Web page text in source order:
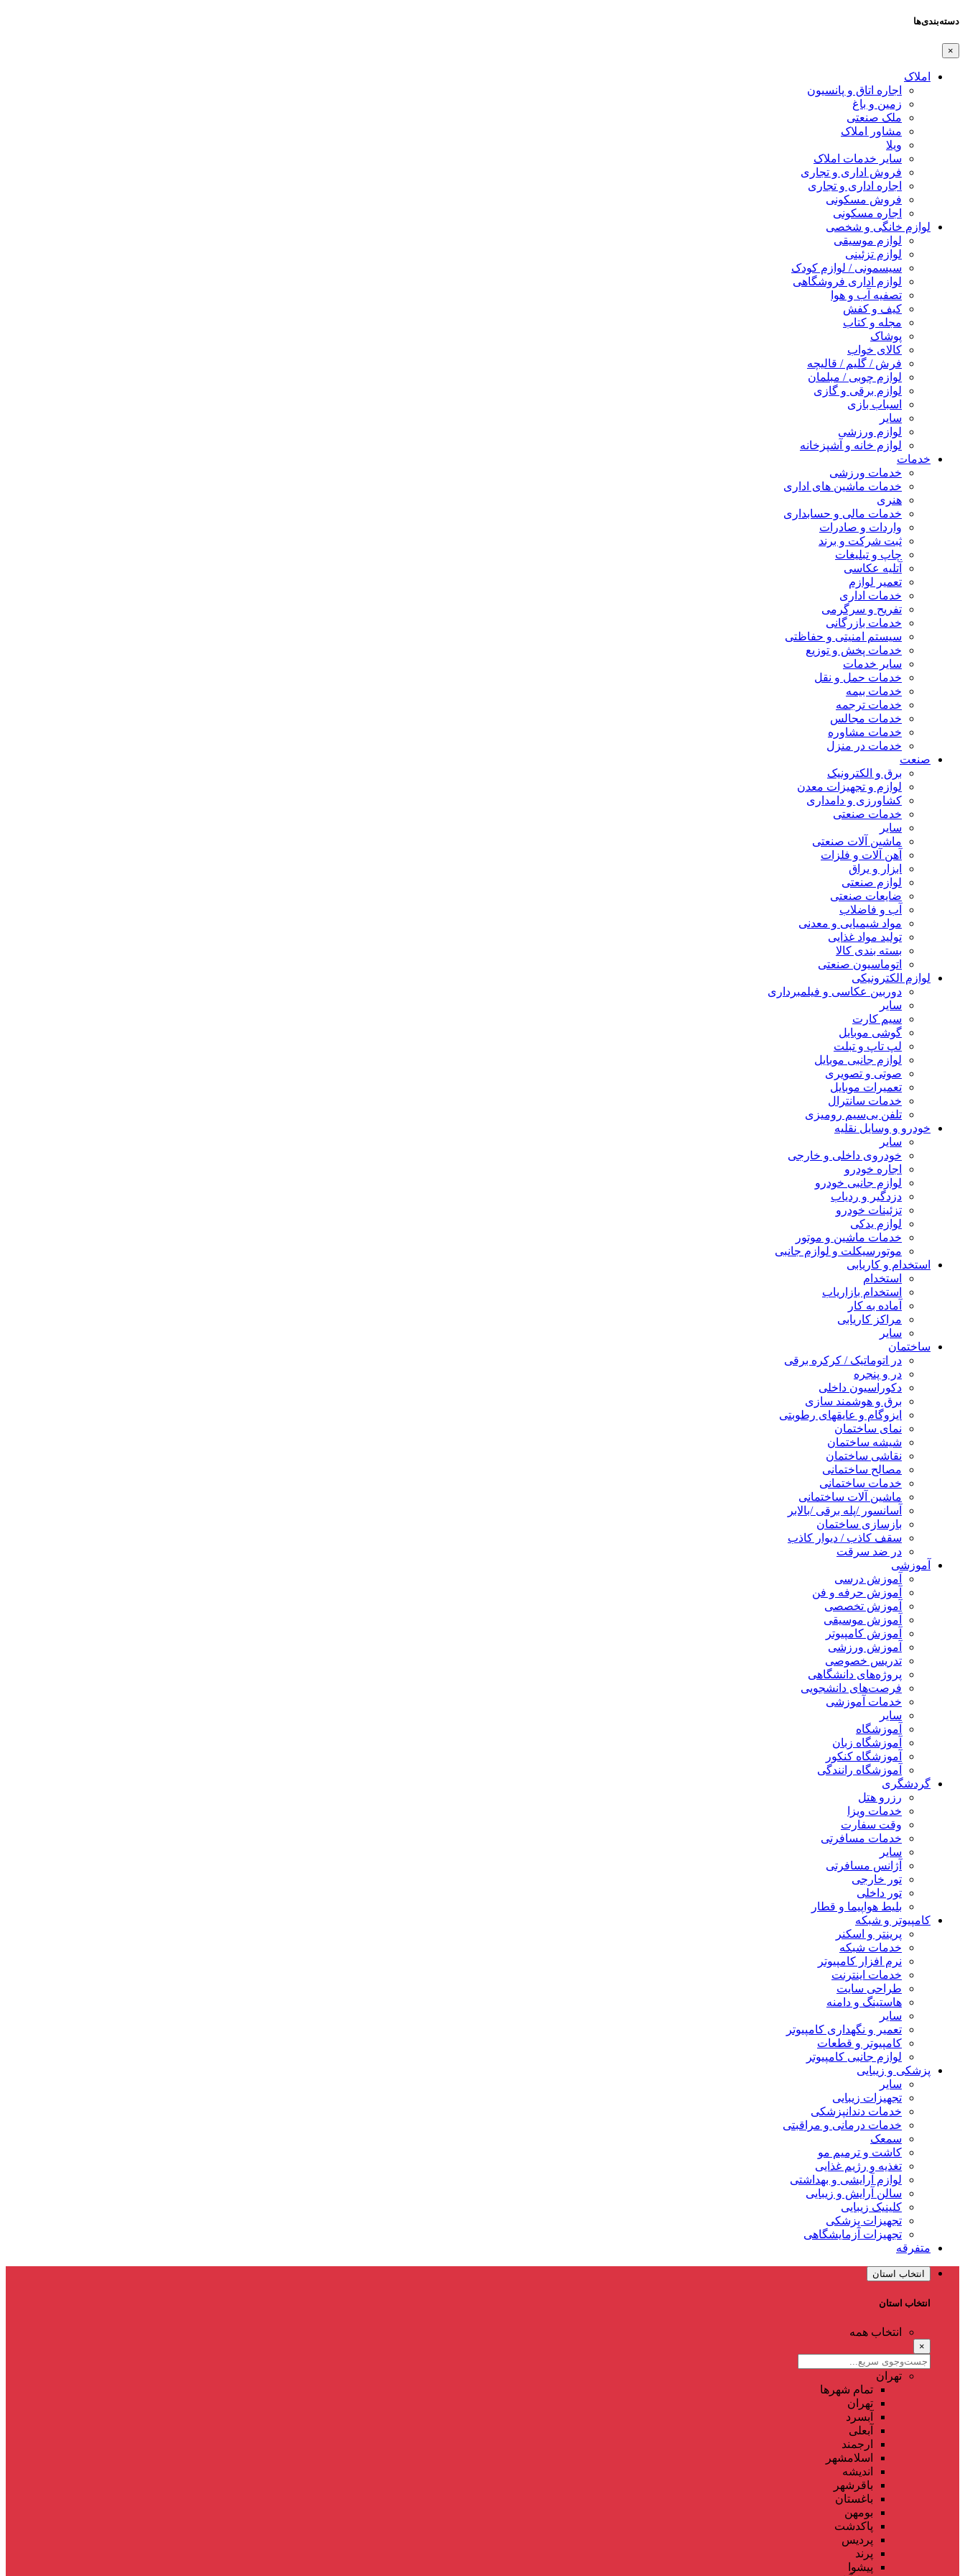
دسته‌بندی‌ها
×
املاک
اجاره اتاق و پانسیون
زمین و باغ
ملک صنعتی
مشاور املاک
ویلا
سایر خدمات املاک
فروش اداری و تجاری
اجاره اداری و تجاری
فروش مسکونی
اجاره مسکونی
لوازم خانگی و شخصی
لوازم موسیقی
لوازم تزئینی
سیسمونی / لوازم کودک
لوازم اداری فروشگاهی
تصفیه آب و هوا
کیف و کفش
مجله و کتاب
پوشاک
کالای خواب
فرش / گلیم / قالیچه
لوازم چوبی / مبلمان
لوازم برقی و گازی
اسباب بازی
سایر
لوازم ورزشی
لوازم خانه و آشپزخانه
خدمات
خدمات ورزشی
خدمات ماشین های اداری
هنری
خدمات مالی و حسابداری
واردات و صادرات
ثبت شرکت و برند
چاپ و تبلیغات
آتلیه عکاسی
تعمیر لوازم
خدمات اداری
تفریح و سرگرمی
خدمات بازرگانی
سیستم امنیتی و حفاظتی
خدمات پخش و توزیع
سایر خدمات
خدمات حمل و نقل
خدمات بیمه
خدمات ترجمه
خدمات مجالس
خدمات مشاوره
خدمات در منزل
صنعت
برق و الکترونیک
لوازم و تجهیزات معدن
کشاورزی و دامداری
خدمات صنعتی
سایر
ماشین آلات صنعتی
آهن آلات و فلزات
ابزار و یراق
لوازم صنعتی
ضایعات صنعتی
آب و فاضلاب
مواد شیمیایی و معدنی
تولید مواد غذایی
بسته بندی کالا
اتوماسیون صنعتی
لوازم الکترونیکی
دوربین عکاسی و فیلمبرداری
سایر
سیم کارت
گوشی موبایل
لپ تاپ و تبلت
لوازم جانبی موبایل
صوتی و تصویری
تعمیرات موبایل
خدمات سانترال
تلفن بی‌سیم رومیزی
خودرو و وسایل نقلیه
سایر
خودروی داخلی و خارجی
اجاره خودرو
لوازم جانبی خودرو
دزدگیر و ردیاب
تزئینات خودرو
لوازم یدکی
خدمات ماشین و موتور
موتورسیکلت و لوازم جانبی
استخدام و کاریابی
استخدام
استخدام بازاریاب
آماده به کار
مراکز کاریابی
سایر
ساختمان
در اتوماتیک / کرکره برقی
در و پنجره
دکوراسیون داخلی
برق و هوشمند سازی
ایزوگام و عایقهای رطوبتی
نمای ساختمان
شیشه ساختمان
نقاشی ساختمان
مصالح ساختمانی
خدمات ساختمانی
ماشین آلات ساختمانی
آسانسور /پله برقی /بالابر
بازسازی ساختمان
سقف کاذب / دیوار کاذب
در ضد سرقت
آموزشی
آموزش درسی
آموزش حرفه و فن
آموزش تخصصی
آموزش موسیقی
آموزش کامپیوتر
آموزش ورزشی
تدریس خصوصی
پروژه‌های دانشگاهی
فرصت‌های دانشجویی
خدمات آموزشی
سایر
آموزشگاه
آموزشگاه زبان
آموزشگاه کنکور
آموزشگاه رانندگی
گردشگری
رزرو هتل
خدمات ویزا
وقت سفارت
خدمات مسافرتی
سایر
آژانس مسافرتی
تور خارجی
تور داخلی
بلیط هواپیما و قطار
کامپیوتر و شبکه
پرینتر و اسکنر
خدمات شبکه
نرم افزار کامپیوتر
خدمات اینترنت
طراحی سایت
هاستینگ و دامنه
سایر
تعمیر و نگهداری کامپیوتر
کامپیوتر و قطعات
لوازم جانبی کامپیوتر
پزشکی و زیبایی
سایر
تجهیزات زیبایی
خدمات دندانپزشکی
خدمات درمانی و مراقبتی
سمعک
کاشت و ترمیم مو
تغذیه و رژیم غذایی
لوازم آرایشی و بهداشتی
سالن آرایش و زیبایی
کلینیک زیبایی
تجهیزات پزشکی
تجهیزات آزمایشگاهی
متفرقه
انتخاب استان
انتخاب استان
انتخاب همه
×
تهران
تمام شهر‌ها
تهران
آبسرد
آبعلی
ارجمند
اسلامشهر
اندیشه
باقرشهر
باغستان
بومهن
پاکدشت
پردیس
پرند
پیشوا